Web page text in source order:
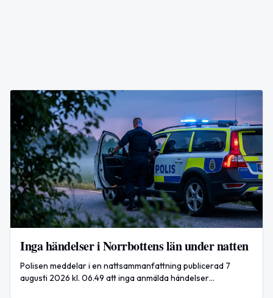
Inga händelser i Norrbottens län under natten
Polisen meddelar i en nattsammanfattning publicerad 7
augusti 2026 kl. 06.49 att inga anmälda händelser